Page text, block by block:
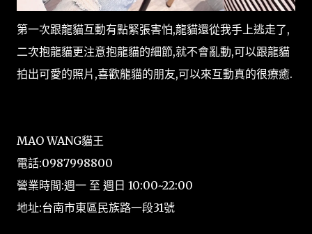
第一次跟龍貓互動有點緊張害怕,龍貓還從我手上逃走了,
二次抱龍貓更注意抱龍貓的細節,就不會亂動,可以跟龍貓
拍出可愛的照片,喜歡龍貓的朋友,可以來互動真的很療癒.
MAO WANG貓王
電話:0987998800
營業時間:週一 至 週日 10:00~22:00
地址:台南市東區民族路一段31號